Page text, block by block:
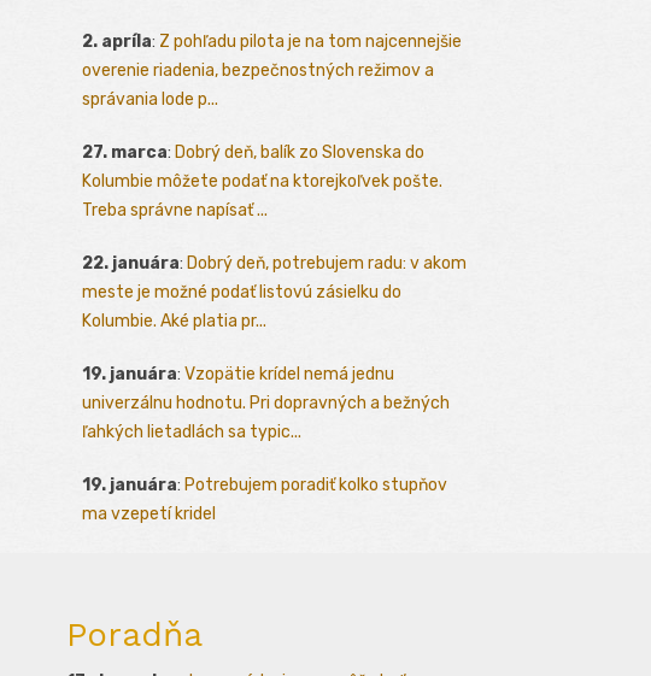
2. apríla: Z pohľadu pilota je na tom najcennejšie
overenie riadenia, bezpečnostných režimov a
správania lode p...
27. marca: Dobrý deň, balík zo Slovenska do
Kolumbie môžete podať na ktorejkoľvek pošte.
Treba správne napísať ...
22. januára: Dobrý deň, potrebujem radu: v akom
meste je možné podať listovú zásielku do
Kolumbie. Aké platia pr...
19. januára: Vzopätie krídel nemá jednu
univerzálnu hodnotu. Pri dopravných a bežných
ľahkých lietadlách sa typic...
19. januára: Potrebujem poradiť kolko stupňov
ma vzepetí kridel
Poradňa